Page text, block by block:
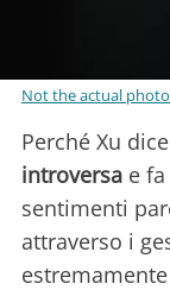
Not the actual
Perché Xu
introversa e
sentimenti
attraverso i